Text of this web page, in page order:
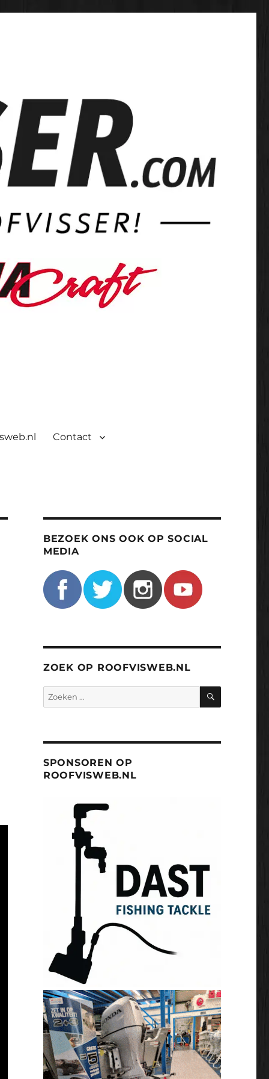
Contact
BEZOEK ONS OOK OP SOCIAL
MEDIA
ZOEK OP ROOFVISWEB.NL
Zoeken
naar:
ZOEKEN
SPONSOREN OP
ROOFVISWEB.NL